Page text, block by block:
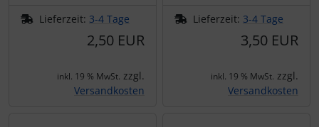
Lieferzeit: 3-4 Tage
2,50 EUR
inkl. 19 % MwSt. zzgl.
Versandkosten
Lieferzeit: 3-4 Tage
3,50 EUR
inkl. 19 % MwSt. zzgl.
Versandkosten